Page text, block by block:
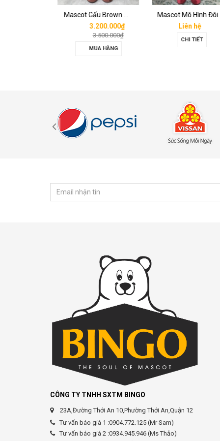
3.200.000₫
3.500.000₫
MUA HÀNG
Liên hệ
CHI TIẾT
CÔNG TY TNHH SXTM BINGO
23A,Đường Thới An 10,Phường Thới An,Quận 12
Tư vấn báo giá 1 :0904.772.125 (Mr Sam)
Tư vấn báo giá 2 :0934.945.946 (Ms Thảo)